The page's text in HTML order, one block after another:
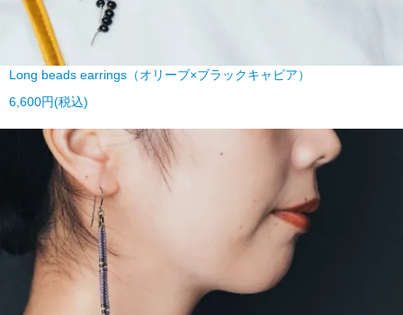
Long beads earrings（オリーブ×ブラックキャビア）
6,600円(税込)